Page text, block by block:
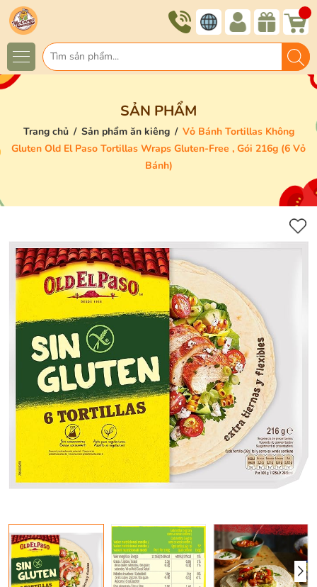
SẢN PHẨM
Trang chủ / Sản phẩm ăn kiêng / Vỏ Bánh Tortillas Không
Gluten Old El Paso Tortillas Wraps Gluten-Free , Gói 216g (6 Vỏ
Bánh)